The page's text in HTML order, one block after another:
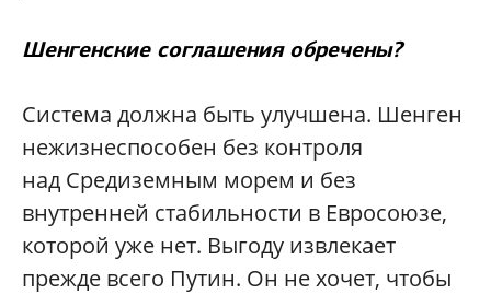
Шенгенские соглашения обречены?
Система должна быть улучшена. Шенген
нежизнеспособен без контроля
над Средиземным морем и без
внутренней стабильности в Евросоюзе,
которой уже нет. Выгоду извлекает
прежде всего Путин. Он не хочет, чтобы